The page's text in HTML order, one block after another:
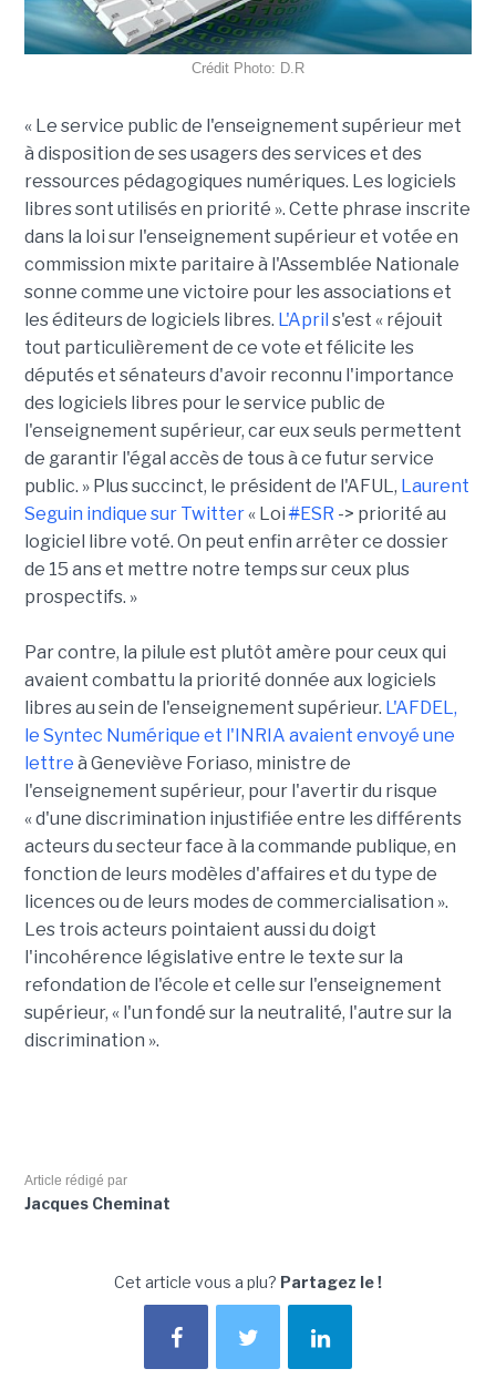
Crédit Photo: D.R
« Le service public de l'enseignement supérieur met
à disposition de ses usagers des services et des
ressources pédagogiques numériques. Les logiciels
libres sont utilisés en priorité ». Cette phrase inscrite
dans la loi sur l'enseignement supérieur et votée en
commission mixte paritaire à l'Assemblée Nationale
sonne comme une victoire pour les associations et
les éditeurs de logiciels libres. L'April s'est « réjouit
tout particulièrement de ce vote et félicite les
députés et sénateurs d'avoir reconnu l'importance
des logiciels libres pour le service public de
l'enseignement supérieur, car eux seuls permettent
de garantir l'égal accès de tous à ce futur service
public. » Plus succinct, le président de l'AFUL, Laurent
Seguin indique sur Twitter« Loi#ESR -> priorité au
logiciel libre voté. On peut enfin arrêter ce dossier
de 15 ans et mettre notre temps sur ceux plus
prospectifs. »
Par contre, la pilule est plutôt amère pour ceux qui
avaient combattu la priorité donnée aux logiciels
libres au sein de l'enseignement supérieur. L'AFDEL,
le Syntec Numérique et l'INRIA avaient envoyé une
lettre à Geneviève Foriaso, ministre de
l'enseignement supérieur, pour l'avertir du risque
« d'une discrimination injustifiée entre les différents
acteurs du secteur face à la commande publique, en
fonction de leurs modèles d'affaires et du type de
licences ou de leurs modes de commercialisation ».
Les trois acteurs pointaient aussi du doigt
l'incohérence législative entre le texte sur la
refondation de l'école et celle sur l'enseignement
supérieur, « l'un fondé sur la neutralité, l'autre sur la
discrimination ».
Article rédigé par
Jacques Cheminat
Cet article vous a plu? Partagez le !